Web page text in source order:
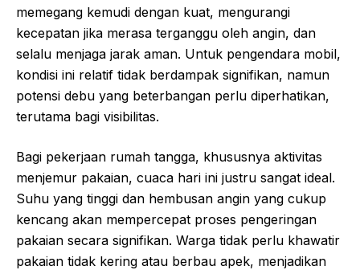
memegang kemudi dengan kuat, mengurangi
kecepatan jika merasa terganggu oleh angin, dan
selalu menjaga jarak aman. Untuk pengendara mobil,
kondisi ini relatif tidak berdampak signifikan, namun
potensi debu yang beterbangan perlu diperhatikan,
terutama bagi visibilitas.
Bagi pekerjaan rumah tangga, khususnya aktivitas
menjemur pakaian, cuaca hari ini justru sangat ideal.
Suhu yang tinggi dan hembusan angin yang cukup
kencang akan mempercepat proses pengeringan
pakaian secara signifikan. Warga tidak perlu khawatir
pakaian tidak kering atau berbau apek, menjadikan